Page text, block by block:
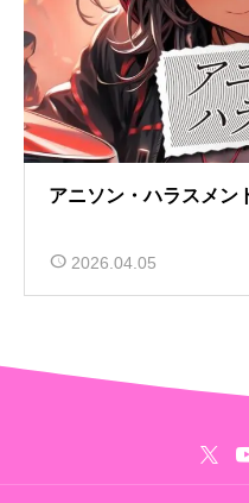
アニソン・ハラスメン
2026.04.05